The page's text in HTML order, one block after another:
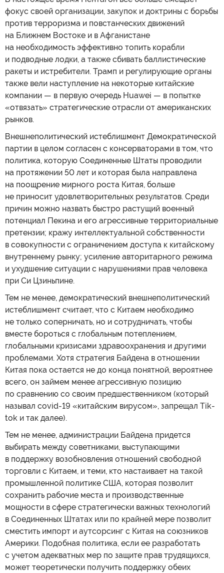
фокус своей организации, закупок и доктрины с борьбы
против терроризма и повстанческих движений
на Ближнем Востоке и в Афганистане
на необходимость эффективно топить корабли
и подводные лодки, а также сбивать баллистические
ракеты и истребители. Трамп и регулирующие органы
также вели наступление на некоторые китайские
компании — в первую очередь Huawei — в попытке
«отвязать» стратегические отрасли от американских
рынков.
Внешнеполитический истеблишмент Демократической
партии в целом согласен с консерваторами в том, что
политика, которую Соединенные Штаты проводили
на протяжении 50 лет и которая была направлена
на поощрение мирного роста Китая, больше
не приносит удовлетворительных результатов. Среди
причин можно назвать быстро растущий военный
потенциал Пекина и его агрессивные территориальные
претензии; кражу интеллектуальной собственности
в совокупности с ограничением доступа к китайскому
внутреннему рынку; усиление авторитарного режима
и ухудшение ситуации с нарушениями прав человека
при Си Цзиньпине.
Тем не менее, демократический внешнеполитический
истеблишмент считает, что с Китаем необходимо
не только соперничать, но и сотрудничать, чтобы
вместе бороться с глобальным потеплением,
глобальными кризисами здравоохранения и другими
проблемами. Хотя стратегия Байдена в отношении
Китая пока остается не до конца понятной, вероятнее
всего, он займем менее агрессивную позицию
по сравнению со своим предшественником (который
называл covid-19 «китайским вирусом», запрещал Tik-
tok и так далее).
Тем не менее, администрации Байдена придется
выбирать между советниками, выступающими
в поддержку возобновления отношений свободной
торговли с Китаем, и теми, кто настаивает на такой
промышленной политике США, которая позволит
сохранить рабочие места и производственные
мощности в сфере стратегически важных технологий
в Соединенных Штатах или по крайней мере позволит
сместить импорт и аутсорсинг с Китая на союзников
Америки. Подобная политика, если ее разработать
с учетом адекватных мер по защите прав трудящихся,
может теоретически получить поддержку обеих